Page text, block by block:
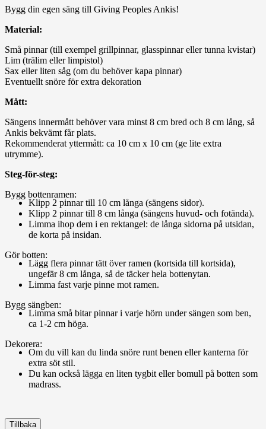
Bygg din egen säng till Giving Peoples Ankis!
Material:
Små pinnar (till exempel grillpinnar, glasspinnar eller tunna kvistar)
Lim (trälim eller limpistol)
Sax eller liten såg (om du behöver kapa pinnar)
Eventuellt snöre för extra dekoration
Mått:
Sängens innermått behöver vara minst 8 cm bred och 8 cm lång, så
Ankis bekvämt får plats.
Rekommenderat yttermått: ca 10 cm x 10 cm (ge lite extra
utrymme).
Steg-för-steg:
Bygg bottenramen:
Klipp 2 pinnar till 10 cm långa (sängens sidor).
Klipp 2 pinnar till 8 cm långa (sängens huvud- och fotända).
Limma ihop dem i en rektangel: de långa sidorna på utsidan,
de korta på insidan.
Gör botten:
Lägg flera pinnar tätt över ramen (kortsida till kortsida),
ungefär 8 cm långa, så de täcker hela bottenytan.
Limma fast varje pinne mot ramen.
Bygg sängben:
Limma små bitar pinnar i varje hörn under sängen som ben,
ca 1-2 cm höga.
Dekorera:
Om du vill kan du linda snöre runt benen eller kanterna för
extra söt stil.
Du kan också lägga en liten tygbit eller bomull på botten som
madrass.
Tillbaka